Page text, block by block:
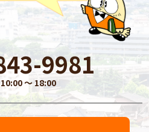
9981
10:00 〜 18:00